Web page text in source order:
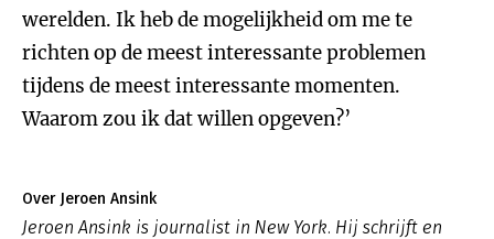
werelden. Ik heb de mogelijkheid om me te
richten op de meest interessante problemen
tijdens de meest interessante momenten.
Waarom zou ik dat willen opgeven?’
Over Jeroen Ansink
Jeroen Ansink is journalist in New York. Hij schrijft en